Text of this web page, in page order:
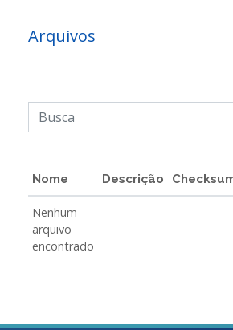
Arquivos
Nome Descrição
Nenhum
arquivo
encontrado